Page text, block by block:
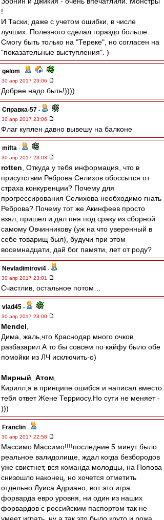
!
И Таски, даже с учетом ошибки, в числе
лучших. Полезного сделал гораздо больше.
Смогу быть только на "Тереке", но согласен на
"показательные выступления". )
gelom -
30 апр 2017 23:06
Добрее надо быть!))))
Справка-57 -
30 апр 2017 23:06
Флаг куплен давно вывешу на балконе
mifta -
30 апр 2017 23:03
rotten , Откуда у тебя информация, что в
присутствии Реброва Селихов обоссытся от
страха конкуренции? Почему для
прогрессирования Селихова необходимо гнать
Реброва? Почему тот же Акинфеев просто
взял, пришел и дал пня под сраку из сборной
самому Овчинникову (уж на что уверенный в
себе товарищ был), будучи при этом
восемнадцати, дай бог памяти, лет от роду?
Nevladimirovi4 -
30 апр 2017 23:01
Счастлив, остальное потом…
vlad45 -
30 апр 2017 23:00
Mendel
Дима, жаль,что Краснодар много очков
разбазарил.А то бы совсем по кайфу было обе
помойки из ЛЧ исключить-о)
Мирный_Атом
Кирилл,я в принципе ошибся и написал вместо
тебя ответ Жене Терриосу.Но сути не меняет -
)))
Franclin -
30 апр 2017 22:58
Массимо Массимо!!!!последние 5 минут было
реальное валидолище, ждал когда безбородов
уже свистнет, вся команда молодцы, на Попова
снизошло наконец, но хочется отметить
отдельно Луиса Адриано, вот это игра
форварда евро уровня, ни один из наших
форвардов с российским паспортом так не